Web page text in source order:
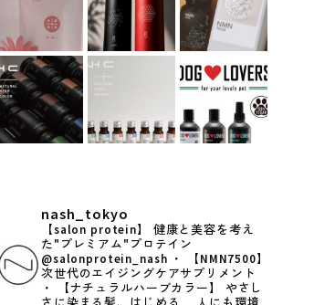
nash_tokyo
【salon protein】 健康と美容を考え
た"プレミアム"プロテイン
@salonprotein_nash ・
【NMN7500】
次世代のエイジングケアサプリメント
・
【ナチュラルハーブカラー】
やさし